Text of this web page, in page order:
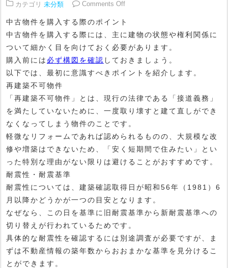
カテゴリ 未分類 Comments Offon 中古住宅の物件選びで最初に
中古物件を購入する際のポイント
中古物件を購入する際には、主に建物の状態や権利関係に
ついて細かく目を向けておく必要があります。
購入前には 必ず構図を確認 しておきましょう。
以下では、最初に意識すべきポイントを紹介します。
再建築不可物件
「再建築不可物件」とは、現行の法律である「接道義務」
を満たしていないために、一度取り壊すと建て直しができ
なくなってしまう物件のことです。
軽微なリフォームであれば認められるものの、大規模な改
修や増築はできないため、「安く短期間で住みたい」とい
った特別な理由がない限りは避けることがおすすめです。
耐震性・耐震基準
耐震性については、建築確認取得日が昭和56年（1981）6
月以降かどうかが一つの目安となります。
なぜなら、この日を基準に旧耐震基準から新耐震基準への
切り替えが行われているためです。
具体的な耐震性を確認するには別途調査が必要ですが、ま
ずは不動産情報の築年数からおおまかな基準を見分けるこ
とができます。